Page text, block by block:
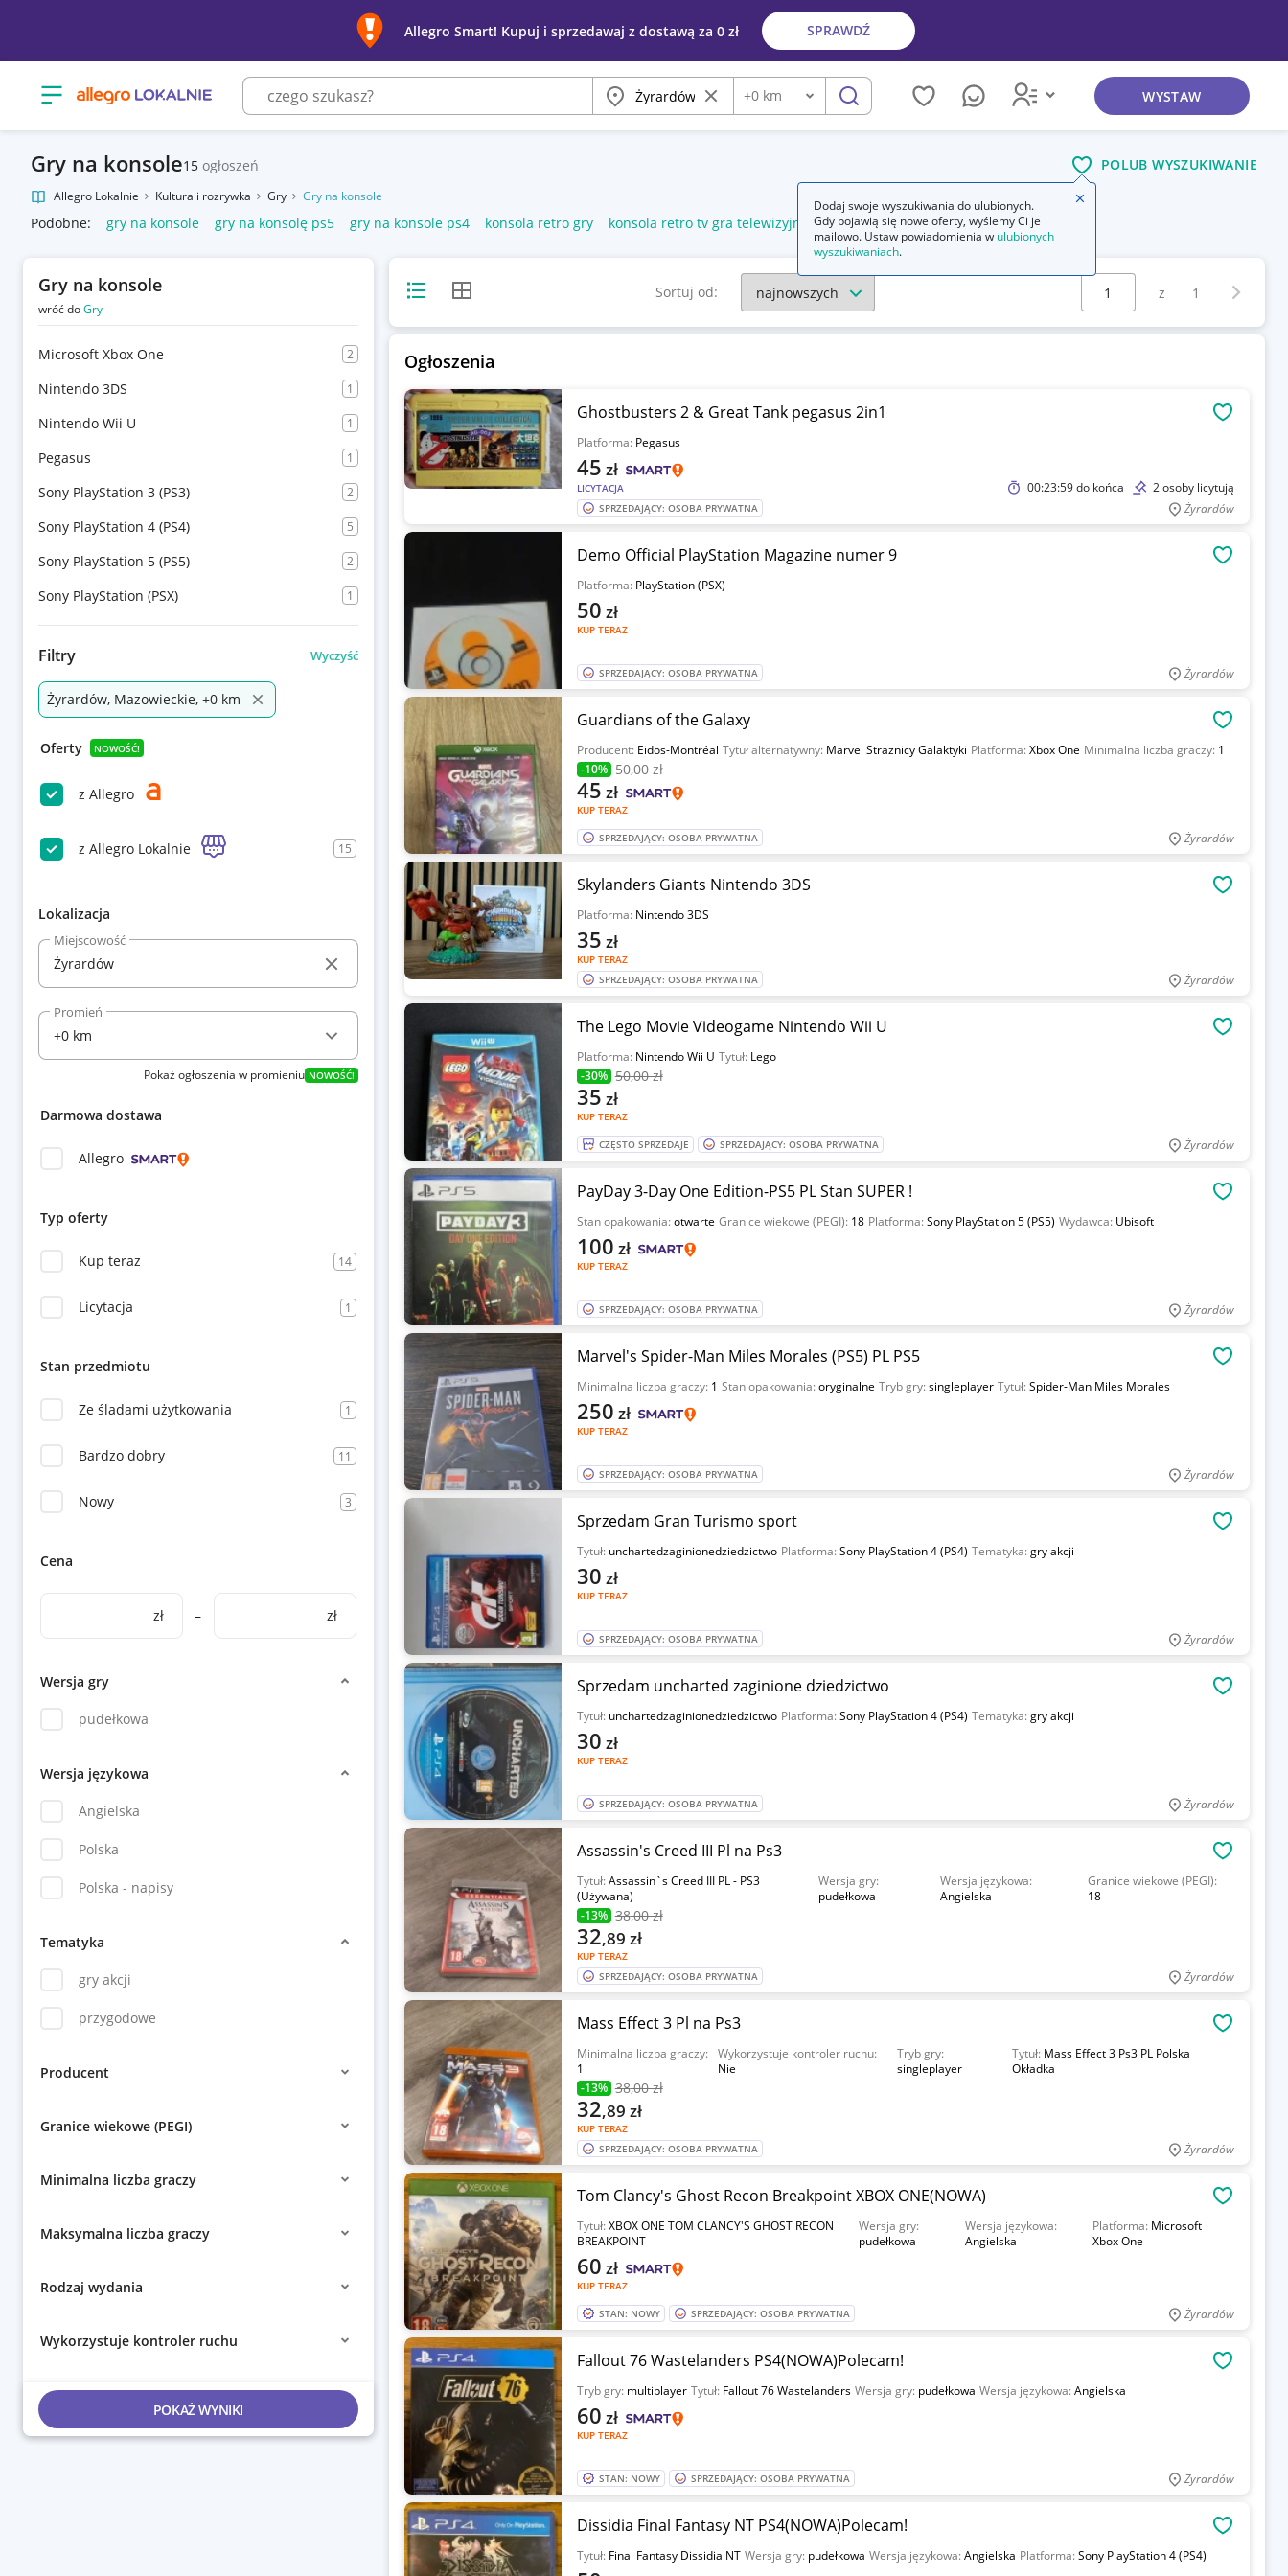
Allegro Smart! Kupuj i sprzedawaj z dostawą za 0 zł SPRAWDŹ
Otwórz menu z kategoriami Miasto Wyczyść frazę
Odległość
+0 km szukaj WYSTAW
Gry na konsole15 ogłoszeń POLUB WYSZUKIWANIE
Allegro Lokalnie Kultura i rozrywka Gry Gry na konsole
Podobne: gry na konsole gry na konsolę ps5 gry na konsole ps4 konsola retro gry konsola retro tv gra telewizyjna 2 pady 20000 gry
Gry na konsole
wróć doGry
Microsoft Xbox One 2
Nintendo 3DS 1
Nintendo Wii U 1
Pegasus 1
Sony PlayStation 3 (PS3) 2
Sony PlayStation 4 (PS4) 5
Sony PlayStation 5 (PS5) 2
Sony PlayStation (PSX) 1
Filtry Wyczyść
Żyrardów, Mazowieckie, +0 km
Oferty NOWOŚĆ!
z Allegro
z Allegro Lokalnie 15
Lokalizacja
Miejscowość
Promień
Pokaż ogłoszenia w promieniu NOWOŚĆ!
Darmowa dostawa
Allegro
Typ oferty
Kup teraz 14
Licytacja 1
Stan przedmiotu
Ze śladami użytkowania 1
Bardzo dobry 11
Nowy 3
Cena
zł – zł
Wersja gry
pudełkowa
Wersja językowa
Angielska
Polska
Polska - napisy
Tematyka
gry akcji
przygodowe
Producent
Granice wiekowe (PEGI)
Minimalna liczba graczy
Maksymalna liczba graczy
Rodzaj wydania
Wykorzystuje kontroler ruchu
POKAŻ WYNIKI
Widok listyWidok siatki Sortuj od:
Wybierz stronę:
z 1
Ogłoszenia
Ghostbusters 2 & Great Tank pegasus 2in1
Platforma: Pegasus
LICYTACJA
45 zł
00:23:59do końca 2 osoby licytują
SPRZEDAJĄCY: OSOBA PRYWATNA Żyrardów
Demo Official PlayStation Magazine numer 9
Platforma: PlayStation (PSX)
KUP TERAZ
50 zł
SPRZEDAJĄCY: OSOBA PRYWATNA Żyrardów
Guardians of the Galaxy
Producent: Eidos-Montréal Tytuł alternatywny: Marvel Strażnicy Galaktyki Platforma:Xbox One Minimalna liczba graczy: 1
-10% 50,00 zł
KUP TERAZ
45 zł
SPRZEDAJĄCY: OSOBA PRYWATNA Żyrardów
Skylanders Giants Nintendo 3DS
Platforma: Nintendo 3DS
KUP TERAZ
35 zł
SPRZEDAJĄCY: OSOBA PRYWATNA Żyrardów
The Lego Movie Videogame Nintendo Wii U
Platforma: Nintendo Wii U Tytuł: Lego
-30% 50,00 zł
KUP TERAZ
35 zł
CZĘSTO SPRZEDAJE SPRZEDAJĄCY: OSOBA PRYWATNA Żyrardów
PayDay 3-Day One Edition-PS5 PL Stan SUPER !
Stan opakowania:otwarte Granice wiekowe (PEGI): 18 Platforma:Sony PlayStation 5 (PS5) Wydawca: Ubisoft
KUP TERAZ
100 zł
SPRZEDAJĄCY: OSOBA PRYWATNA Żyrardów
Marvel's Spider-Man Miles Morales (PS5) PL PS5
Minimalna liczba graczy: 1 Stan opakowania:oryginalne Tryb gry:singleplayer Tytuł:Spider-Man Miles Morales
KUP TERAZ
250 zł
SPRZEDAJĄCY: OSOBA PRYWATNA Żyrardów
Sprzedam Gran Turismo sport
Tytuł: unchartedzaginionedziedzictwo Platforma:Sony PlayStation 4 (PS4) Tematyka:gry akcji
KUP TERAZ
30 zł
SPRZEDAJĄCY: OSOBA PRYWATNA Żyrardów
Sprzedam uncharted zaginione dziedzictwo
Tytuł: unchartedzaginionedziedzictwo Platforma:Sony PlayStation 4 (PS4) Tematyka:gry akcji
KUP TERAZ
30 zł
SPRZEDAJĄCY: OSOBA PRYWATNA Żyrardów
Assassin's Creed III Pl na Ps3
Tytuł:Assassin`s Creed III PL - PS3
(Używana)
Wersja gry:
pudełkowa
Wersja językowa:
Angielska
Granice wiekowe (PEGI):
18
-13% 38,00 zł
KUP TERAZ
32,89 zł
SPRZEDAJĄCY: OSOBA PRYWATNA Żyrardów
Mass Effect 3 Pl na Ps3
Minimalna liczba graczy:
1
Wykorzystuje kontroler ruchu:
Nie
Tryb gry:
singleplayer
Tytuł: Mass Effect 3 Ps3 PL Polska
Okładka
-13% 38,00 zł
KUP TERAZ
32,89 zł
SPRZEDAJĄCY: OSOBA PRYWATNA Żyrardów
Tom Clancy's Ghost Recon Breakpoint XBOX ONE(NOWA)
Tytuł:XBOX ONE TOM CLANCY'S GHOST RECON
BREAKPOINT
Wersja gry:
pudełkowa
Wersja językowa:
Angielska
Platforma: Microsoft
Xbox One
KUP TERAZ
60 zł
STAN: NOWY SPRZEDAJĄCY: OSOBA PRYWATNA Żyrardów
Fallout 76 Wastelanders PS4(NOWA)Polecam!
Tryb gry: multiplayer Tytuł: Fallout 76 Wastelanders Wersja gry: pudełkowa Wersja językowa:Angielska
KUP TERAZ
60 zł
STAN: NOWY SPRZEDAJĄCY: OSOBA PRYWATNA Żyrardów
Dissidia Final Fantasy NT PS4(NOWA)Polecam!
Tytuł: Final Fantasy Dissidia NT Wersja gry: pudełkowa Wersja językowa:Angielska Platforma:Sony PlayStation 4 (PS4)
Dodaj swoje wyszukiwania do ulubionych.
Gdy pojawią się nowe oferty, wyślemy Ci je
mailowo. Ustaw powiadomienia w ulubionych
wyszukiwaniach.
Zamknij wskazówkę